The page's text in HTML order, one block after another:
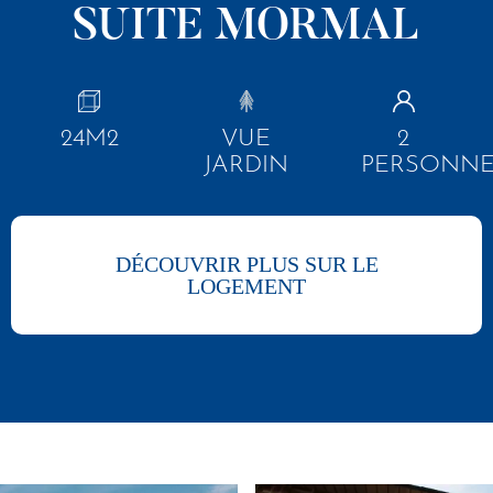
SUITE MORMAL
24M2
VUE
JARDIN
2
DÉCOUVRIR PLUS SUR LE
LOGEMENT